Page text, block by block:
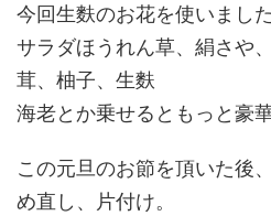
今回生麩のお花を使いました
サラダほうれん草、絹さや
茸、柚子、生麩
海老とか乗せるともっと豪
この元旦のお節を頂いた後
め直し、片付け。